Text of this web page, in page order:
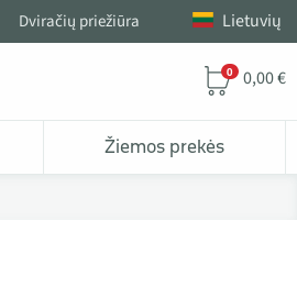
Dviračių priežiūra Lietuvių
0 0,00 €
Žiemos prekės